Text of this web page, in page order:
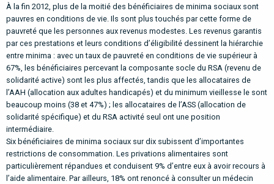
À la fin 2012, plus de la moitié des bénéficiaires de minima sociaux sont
pauvres en conditions de vie. Ils sont plus touchés par cette forme de
pauvreté que les personnes aux revenus modestes. Les revenus garantis
par ces prestations et leurs conditions d’éligibilité dessinent la hiérarchie
entre minima : avec un taux de pauvreté en conditions de vie supérieur à
67%, les bénéficiaires percevant la composante socle du RSA (revenu de
solidarité active) sont les plus affectés, tandis que les allocataires de
l’AAH (allocation aux adultes handicapés) et du minimum vieillesse le sont
beaucoup moins (38 et 47%) ; les allocataires de l’ASS (allocation de
solidarité spécifique) et du RSA activité seul ont une position
intermédiaire.
Six bénéficiaires de minima sociaux sur dix subissent d’importantes
restrictions de consommation. Les privations alimentaires sont
particulièrement répandues et conduisent 9% d’entre eux à avoir recours à
l’aide alimentaire. Par ailleurs, 18% ont renoncé à consulter un médecin